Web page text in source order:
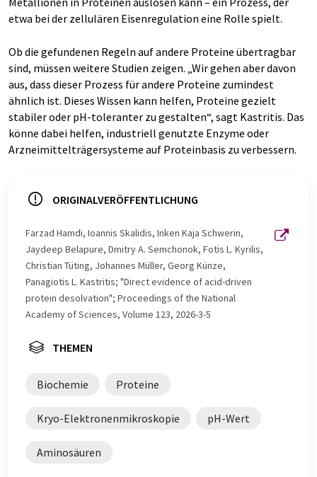
etwa bei der zellulären Eisenregulation eine Rolle spielt.
Ob die gefundenen Regeln auf andere Proteine übertragbar
sind, müssen weitere Studien zeigen. „Wir gehen aber davon
aus, dass dieser Prozess für andere Proteine zumindest
ähnlich ist. Dieses Wissen kann helfen, Proteine gezielt
stabiler oder pH-toleranter zu gestalten“, sagt Kastritis. Das
könne dabei helfen, industriell genutzte Enzyme oder
Arzneimittelträgersysteme auf Proteinbasis zu verbessern.
ORIGINALVERÖFFENTLICHUNG
Farzad Hamdi, Ioannis Skalidis, Inken Kaja Schwerin,
Jaydeep Belapure, Dmitry A. Semchonok, Fotis L. Kyrilis,
Christian Tüting, Johannes Müller, Georg Künze,
Panagiotis L. Kastritis; "Direct evidence of acid-driven
protein desolvation"; Proceedings of the National
Academy of Sciences, Volume 123, 2026-3-5
THEMEN
Biochemie Proteine
Kryo-Elektronenmikroskopie pH-Wert
Aminosäuren